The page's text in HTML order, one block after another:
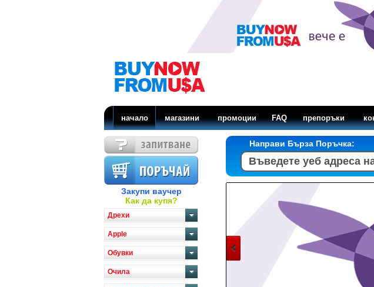
начало магазини промоции FAQ препоръки
Закупи ваучер
Как да купя?
Дрехи
Apple
Обувки
Очила
Направи Бърза Поръчка: